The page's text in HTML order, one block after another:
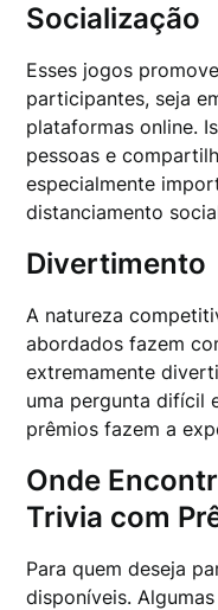
Socialização
Esses jogos
participantes, seja
plataformas online.
pessoas e
especialmente
distanciamento
Divertimento
A natureza
abordados fazem
extremamente
uma pergunta difícil
prêmios fazem a
Onde
Trivia com
Para quem deseja
disponíveis.